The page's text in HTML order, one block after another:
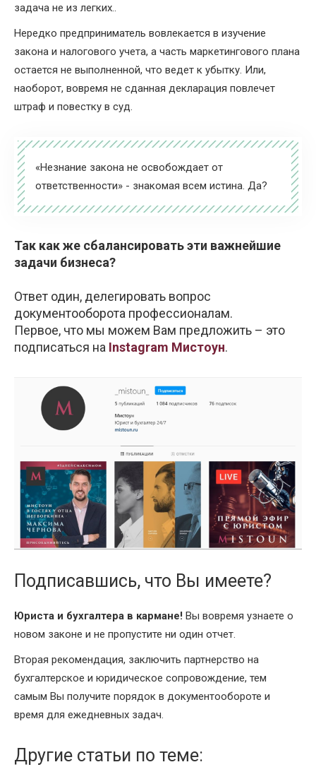
задача не из легких..
Нередко предприниматель вовлекается в изучение
закона и налогового учета, а часть маркетингового плана
остается не выполненной, что ведет к убытку. Или,
наоборот, вовремя не сданная декларация повлечет
штраф и повестку в суд.
«Незнание закона не освобождает от
ответственности» - знакомая всем истина. Да?
Так как же сбалансировать эти важнейшие
задачи бизнеса?
Ответ один, делегировать вопрос
документооборота профессионалам.
Первое, что мы можем Вам предложить – это
подписаться на Instagram Мистоун.
Подписавшись, что Вы имеете?
Юриста и бухгалтера в кармане! Вы вовремя узнаете о
новом законе и не пропустите ни один отчет.
Вторая рекомендация, заключить партнерство на
бухгалтерское и юридическое сопровождение, тем
самым Вы получите порядок в документообороте и
время для ежедневных задач.
Другие статьи по теме: